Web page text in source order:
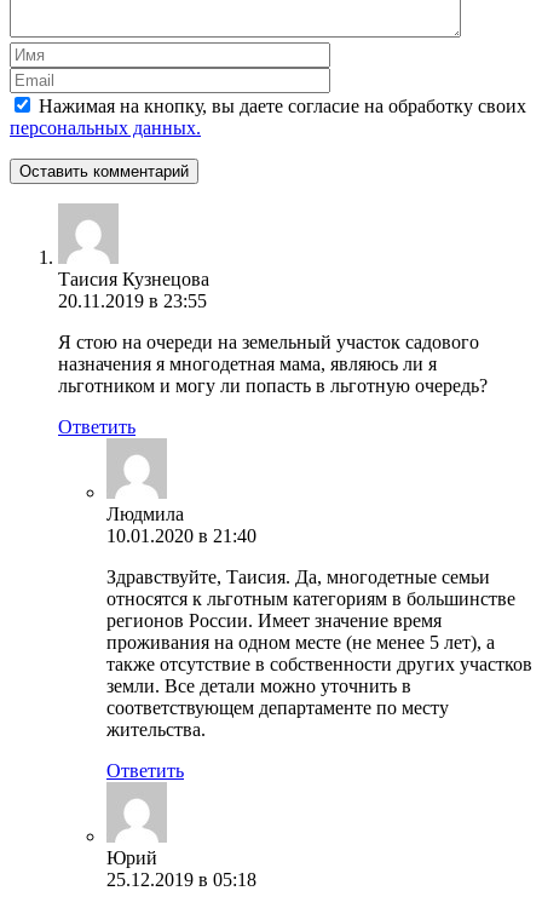
Нажимая на кнопку, вы даете согласие на обработку своих
персональных данных.
Оставить комментарий
Таисия Кузнецова
20.11.2019 в 23:55
Я стою на очереди на земельный участок садового
назначения я многодетная мама, являюсь ли я
льготником и могу ли попасть в льготную очередь?
Ответить
Людмила
10.01.2020 в 21:40
Здравствуйте, Таисия. Да, многодетные семьи
относятся к льготным категориям в большинстве
регионов России. Имеет значение время
проживания на одном месте (не менее 5 лет), а
также отсутствие в собственности других участков
земли. Все детали можно уточнить в
соответствующем департаменте по месту
жительства.
Ответить
Юрий
25.12.2019 в 05:18